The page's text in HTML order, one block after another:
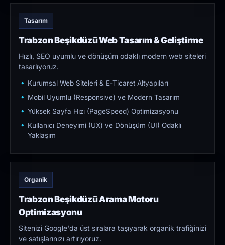
Tasarım
Trabzon Beşikdüzü Web Tasarım & Geliştirme
Hızlı, SEO uyumlu ve dönüşüm odaklı modern web siteleri
tasarlıyoruz.
Kurumsal Web Siteleri & E-Ticaret Altyapıları
Mobil Uyumlu (Responsive) ve Modern Tasarım
Yüksek Sayfa Hızı (PageSpeed) Optimizasyonu
Kullanıcı Deneyimi (UX) ve Dönüşüm (UI) Odaklı
Yaklaşım
Organik
Trabzon Beşikdüzü Arama Motoru
Optimizasyonu
Sitenizi Google'da üst sıralara taşıyarak organik trafiğinizi
ve satışlarınızı artırıyoruz.